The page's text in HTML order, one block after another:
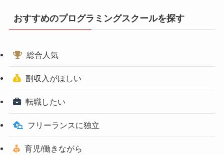
おすすめのプログラミングスクールを探す
総合人気
副収入がほしい
転職したい
フリーランスに独立
育児/働きながら